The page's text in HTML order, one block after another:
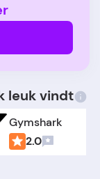
leuk vindt
Gymshark
2.0